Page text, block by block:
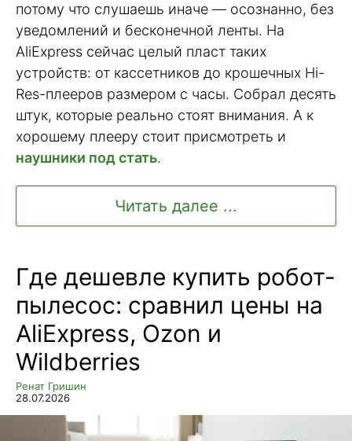
потому что слушаешь иначе — осознанно, без
уведомлений и бесконечной ленты. На
AliExpress сейчас целый пласт таких
устройств: от кассетников до крошечных Hi-
Res-плееров размером с часы. Собрал десять
штук, которые реально стоят внимания. А к
хорошему плееру стоит присмотреть и
наушники под стать.
Читать далее ...
Где дешевле купить робот-
пылесос: сравнил цены на
AliExpress, Ozon и
Wildberries
Ренат Гришин
28.07.2026